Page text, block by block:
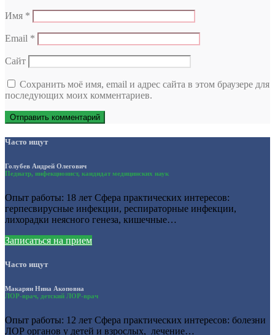
Имя *
Email *
Сайт
Сохранить моё имя, email и адрес сайта в этом браузере для
последующих моих комментариев.
Часто ищут
Голубев Андрей Олегович
Педиатр, инфекционист, кандидат медицинских наук
Опыт работы: 18 лет Сфера практических интересов:
герпесвирусные инфекции, респираторные инфекции,
лихорадки неясного генеза, кишечные…
Записаться на прием
Часто ищут
Макарян Нина Акоповна
ЛОР-врач, детский ЛОР-врач
Опыт работы: 12 лет Сфера практических интересов: болезни
ЛОР органов у детей и взрослых, лечение…